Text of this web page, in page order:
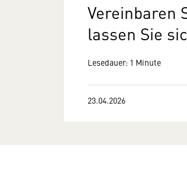
Vereinbaren
lassen Sie
Lesedauer: 1 Minute
23.04.2026